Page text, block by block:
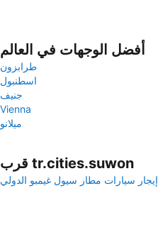
أفضل الوجهات في العالم
طرابزون
اسطنبول
جنيف
Vienna
ميلانو
قرب tr.cities.suwon
إيجار سيارات مطار سيول غيمبو الدولي